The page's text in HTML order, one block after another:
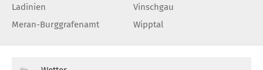
Ladinien
Meran-Burggrafenamt
Vinschgau
Wipptal